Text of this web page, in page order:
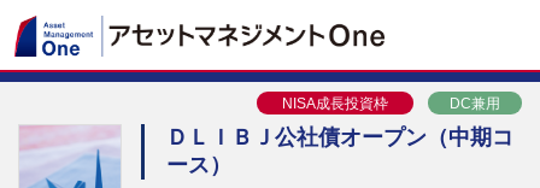
NISA成長投資枠 DC兼用
ＤＬＩＢＪ公社債オープン（中期コ
ース）